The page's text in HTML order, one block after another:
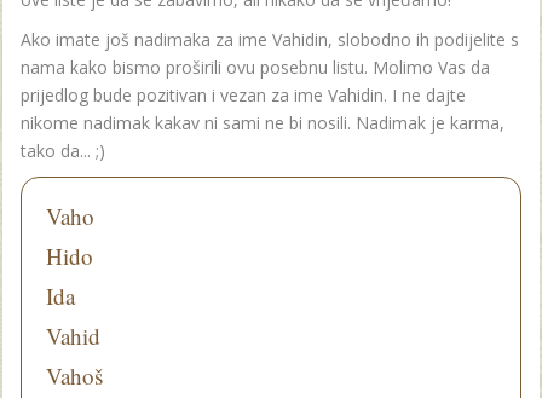
Ako imate još nadimaka za ime Vahidin, slobodno ih podijelite s
nama kako bismo proširili ovu posebnu listu. Molimo Vas da
prijedlog bude pozitivan i vezan za ime Vahidin. I ne dajte
nikome nadimak kakav ni sami ne bi nosili. Nadimak je karma,
tako da... ;)
Vaho
Hido
Ida
Vahid
Vahoš